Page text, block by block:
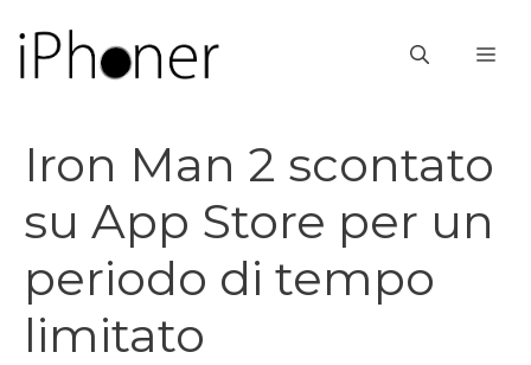
contenuto
Iron Man 2 scontato
su App Store per un
periodo di tempo
limitato